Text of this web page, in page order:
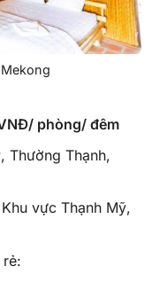
phòng/ đêm
Thường Thạnh,
vực Thạnh Mỹ,